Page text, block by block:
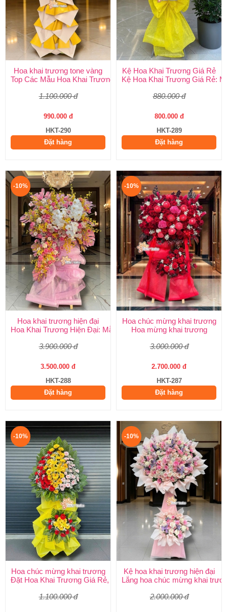
Hoa khai trương tone vàng
Top Các Mẫu Hoa Khai Trương Tone Vàng Đẹp, Sang Trọng,
1.100.000 đ
990.000 đ
HKT-290
Đặt hàng
Kệ Hoa Khai Trương Giá Rẻ
Kệ Hoa Khai Trương Giá Rẻ:
880.000 đ
800.000 đ
HKT-289
Đặt hàng
-10%
Hoa khai trương hiện đại
Hoa Khai Trương Hiện Đại: Mẫu Đẹp, Sang Trọng & Giao Nhanh
3.900.000 đ
3.500.000 đ
HKT-288
Đặt hàng
-10%
Hoa chúc mừng khai trương
Hoa mừng khai trương
3.000.000 đ
2.700.000 đ
HKT-287
Đặt hàng
-10%
Hoa chúc mừng khai trương
Đặt Hoa Khai Trương Giá Rẻ, Đẹp Sang Trọng – Shop Hoa Khai
1.100.000 đ
-10%
Kệ hoa khai trương hiện đại
Lẵng hoa chúc mừng khai
2.000.000 đ